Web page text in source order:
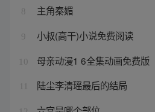
8 主角秦媚
9 小叔(高干)小说免费阅读
10 母亲动漫1 6全集动画免费版
陆尘李清瑶最后的结局